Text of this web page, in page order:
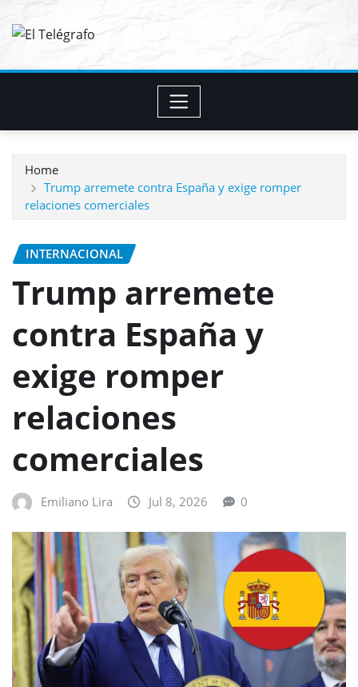
Home
Trump arremete contra España y exige romper
relaciones comerciales
INTERNACIONAL
Trump arremete
contra España y
exige romper
relaciones
comerciales
Emiliano Lira Jul 8, 2026 0